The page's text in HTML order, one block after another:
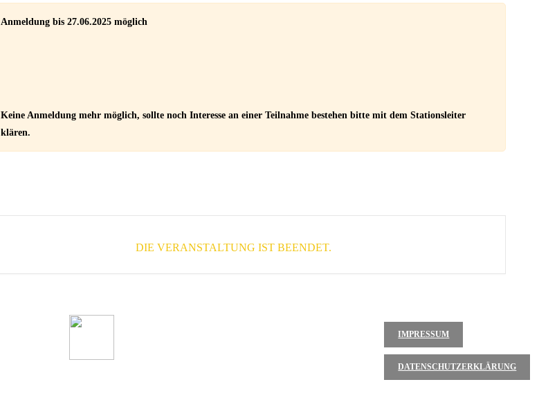
Anmeldung bis 27.06.2025 möglich
Keine Anmeldung mehr möglich, sollte noch Interesse an einer Teilnahme bestehen bitte mit dem Stationsleiter
klären.
DIE VERANSTALTUNG IST BEENDET.
IMPRESSUM
DATENSCHUTZERKLÄRUNG